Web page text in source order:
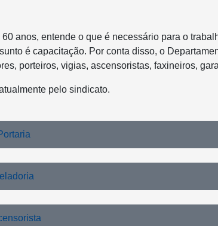
anos, entende o que é necessário para o
é capacitação. Por conta disso, o
porteiros, vigias, ascensoristas, faxineiros,
pelo sindicato.